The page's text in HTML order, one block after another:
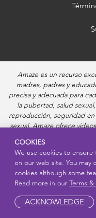
Amaze es un recurso
madres, padres y
precisa y adecuada para
la pubertad, salud
reproducción, seguridad
sexual. Amaze ofrece
COOKIES
We use cookies to
on our web site. You may
cookies although some
Read more in our Terms &
ACKNOWLEDGE